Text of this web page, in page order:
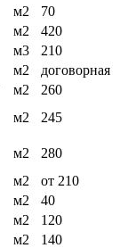
м2
70
м2
420
м3
210
м2
договорная
м2
260
м2
245
м2
280
м2
от 210
м2
40
м2
120
м2
140